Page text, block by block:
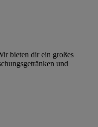
bieten dir ein großes
und